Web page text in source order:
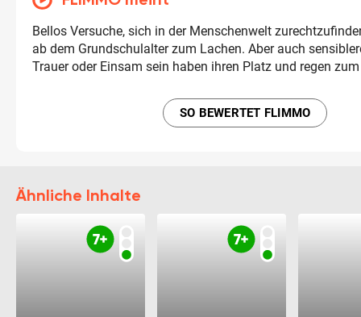
Bellos Versuche, sich in der Menschenwelt
ab dem Grundschulalter zum Lachen. Aber auch
Trauer oder Einsam sein haben ihren Platz und regen
SO BEWERTET FLIMMO
Ähnliche Inhalte